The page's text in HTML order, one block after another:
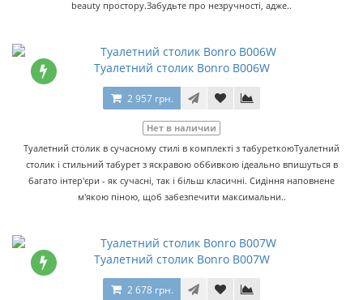
beauty простору.Забудьте про незручності, адже..
Туалетний столик Bonro B006W
2 957 грн.
Нет в наличии
Туалетний столик в сучасному стилі в комплекті з табуреткоюТуалетний
столик і стильний табурет з яскравою оббивкою ідеально впишуться в
багато інтер'єри - як сучасні, так і більш класичні. Сидіння наповнене
м'якою піною, щоб забезпечити максимальни..
Туалетний столик Bonro B007W
2 678 грн.